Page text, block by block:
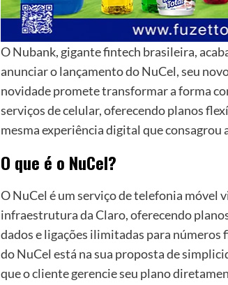
O Nubank, gigante fintech brasileira,
anunciar o lançamento do NuCel, seu
novidade promete transformar a forma
serviços de celular, oferecendo planos
mesma experiência digital que consagrou
O que é o NuCel?
O NuCel é um serviço de telefonia móvel
infraestrutura da Claro, oferecendo
dados e ligações ilimitadas para números
do NuCel está na sua proposta de
que o cliente gerencie seu plano